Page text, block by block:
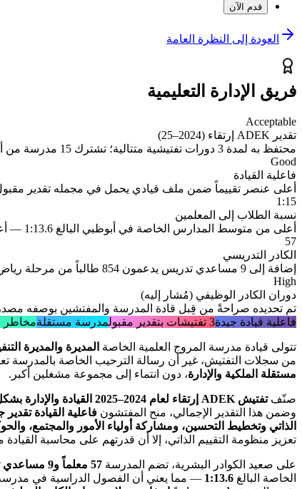
قدم الآن
العودة إلى النظرة العامة
فريق الإدارة التعليمية
Acceptable
تقدير ADEK إرتقاء (2024–25)
محتفظ به لمدة 3 دورات تفتيشية متتالية؛ تشترك 15 مدرسة من أصل 105 مدارس ذات المناهج البريطانية في أبوظبي في هذا التقدير
Good
فاعلية القيادة
أعلى عنصر تقييماً ضمن ملف قيادي يحمل في مجمله تقدير
1:15
نسبة الطلاب إلى المعلمين
أعلى من متوسط المدارس الخاصة في أبوظبي البالغ 1:13.6 — أعباء فصلية أكبر بقدر معتدل من المعيار المعتمد في المدينة
57
الكادر التدريسي
إضافة إلى 9 مساعدي تدريس يدعمون 854 طالباً من مرحلة رياض الأطفال حتى الصف الثاني عشر
High
دوران الكادر الوظيفي (مُشار إليه)
تم تحديده صراحةً من قِبل قادة المدرسة والمفتشين بوصفه مصدر
فاعلية قيادة جيدة3 تفتيشات بتقدير مقبول مدرسة مستقلةمخاطر
تتولى قيادة مدرسة المروج العلمية الخاصة المديرة والمديرة
من سجلات التفتيش، غير أن رسالة الترحيب الخاصة بالمدرسة
مستقلة الملكية والإدارة، دون انتماء إلى مجموعة مشغلين أكبر.
صنّفتفتيش ADEK إرتقاء لعام 2024–2025 القيادة والإدارة بشكل عام بتقدير مقبول
وضمن هذا التقدير الإجمالي، منح المفتشون فاعلية القيادة تقدير
الذاتي وتخطيط التحسين، ومشاركة أولياء الأمور والمجتمع،
تعزيز منظومة التقييم الذاتي، إلا أن قدرتهم على محاسبة
على صعيد الكوادر البشرية، تضم المدرسة 57 معلماً و9 مساعدي تدريس
الخاصة البالغ 1:13.6 — مما يعني أن الفصول الدراسية في مدرسة